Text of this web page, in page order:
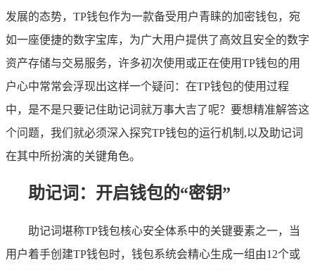
发展的态势，TP钱包作为一款备受用户青睐的加密钱包，宛
如一座便捷的数字宝库，为广大用户提供了高效且安全的数字
资产存储与交易服务，许多初次使用或正在使用TP钱包的用
户心中常常会浮现出这样一个疑问：在TP钱包的使用过程
中，是不是只要记住助记词就万事大吉了呢？要想精准解答这
个问题，我们就必须深入探究TP钱包的运行机制,以及助记词
在其中所扮演的关键角色。
助记词：开启钱包的“密钥”
助记词堪称TP钱包核心安全体系中的关键要素之一，当
用户着手创建TP钱包时，钱包系统会精心生成一组由12个或